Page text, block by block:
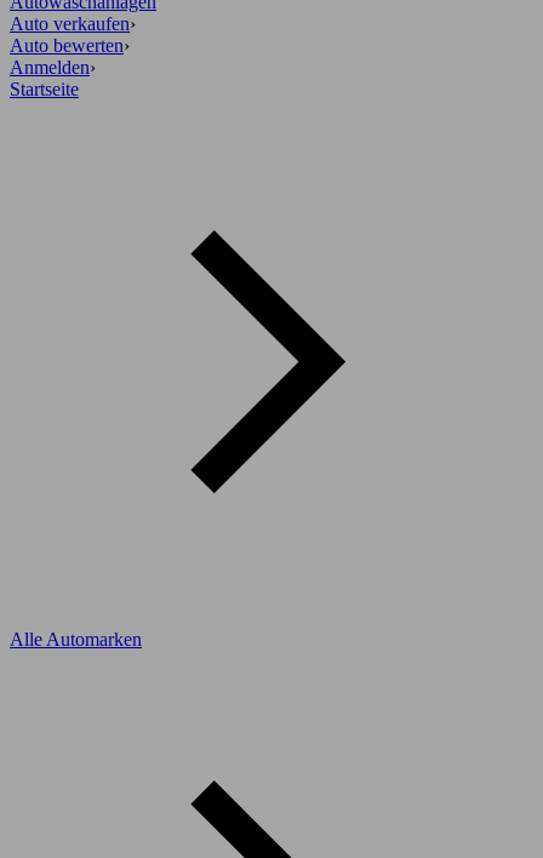
Auto verkaufen›
Auto bewerten›
Anmelden›
Startseite
Alle Automarken